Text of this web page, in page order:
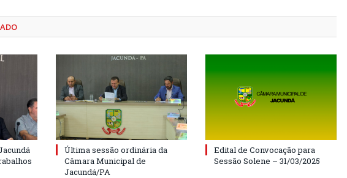
Última sessão ordinária da
Câmara Municipal de
Jacundá/PA
Edital de Convocação para
Sessão Solene – 31/03/2025